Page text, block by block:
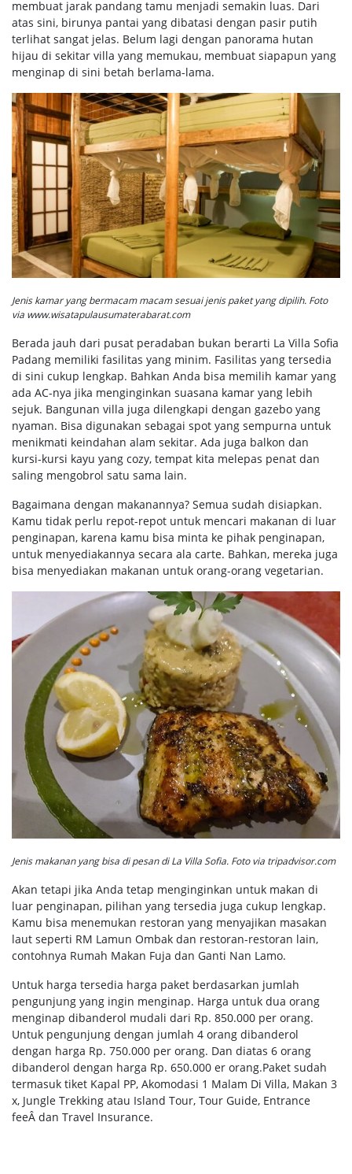
membuat jarak pandang tamu menjadi semakin luas. Dari
atas sini, birunya pantai yang dibatasi dengan pasir putih
terlihat sangat jelas. Belum lagi dengan panorama hutan
hijau di sekitar villa yang memukau, membuat siapapun yang
menginap di sini betah berlama-lama.
Jenis kamar yang bermacam macam sesuai jenis paket yang dipilih. Foto
via www.wisatapulausumaterabarat.com
Berada jauh dari pusat peradaban bukan berarti La Villa Sofia
Padang memiliki fasilitas yang minim. Fasilitas yang tersedia
di sini cukup lengkap. Bahkan Anda bisa memilih kamar yang
ada AC-nya jika menginginkan suasana kamar yang lebih
sejuk. Bangunan villa juga dilengkapi dengan gazebo yang
nyaman. Bisa digunakan sebagai spot yang sempurna untuk
menikmati keindahan alam sekitar. Ada juga balkon dan
kursi-kursi kayu yang cozy, tempat kita melepas penat dan
saling mengobrol satu sama lain.
Bagaimana dengan makanannya? Semua sudah disiapkan.
Kamu tidak perlu repot-repot untuk mencari makanan di luar
penginapan, karena kamu bisa minta ke pihak penginapan,
untuk menyediakannya secara ala carte. Bahkan, mereka juga
bisa menyediakan makanan untuk orang-orang vegetarian.
Jenis makanan yang bisa di pesan di La Villa Sofia. Foto via tripadvisor.com
Akan tetapi jika Anda tetap menginginkan untuk makan di
luar penginapan, pilihan yang tersedia juga cukup lengkap.
Kamu bisa menemukan restoran yang menyajikan masakan
laut seperti RM Lamun Ombak dan restoran-restoran lain,
contohnya Rumah Makan Fuja dan Ganti Nan Lamo.
Untuk harga tersedia harga paket berdasarkan jumlah
pengunjung yang ingin menginap. Harga untuk dua orang
menginap dibanderol mudali dari Rp. 850.000 per orang.
Untuk pengunjung dengan jumlah 4 orang dibanderol
dengan harga Rp. 750.000 per orang. Dan diatas 6 orang
dibanderol dengan harga Rp. 650.000 er orang.Paket sudah
termasuk tiket Kapal PP, Akomodasi 1 Malam Di Villa, Makan 3
x, Jungle Trekking atau Island Tour, Tour Guide, Entrance
feeÂ dan Travel Insurance.